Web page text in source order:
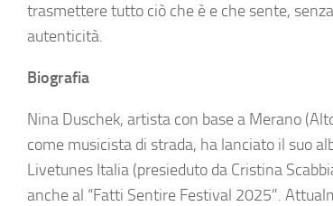
trasmettere tutto ciò che è e che sente,
autenticità.
Biografia
Nina Duschek, artista con base a Merano
come musicista di strada, ha lanciato il suo
Livetunes Italia (presieduto da Cristina
anche al “Fatti Sentire Festival 2025”.